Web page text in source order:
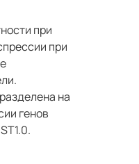
при
при
на
генов